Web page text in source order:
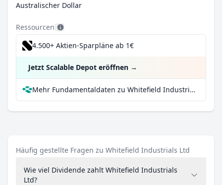
Australischer Dollar
Ressourcen
4.500+ Aktien-Sparpläne ab 1€
Jetzt Scalable Depot eröffnen →
Mehr Fundamentaldaten zu Whitefield Industrials Ltd bei Parqet
Häufig gestellte Fragen zu Whitefield Industrials Ltd
Wie viel Dividende zahlt Whitefield Industrials
Ltd?